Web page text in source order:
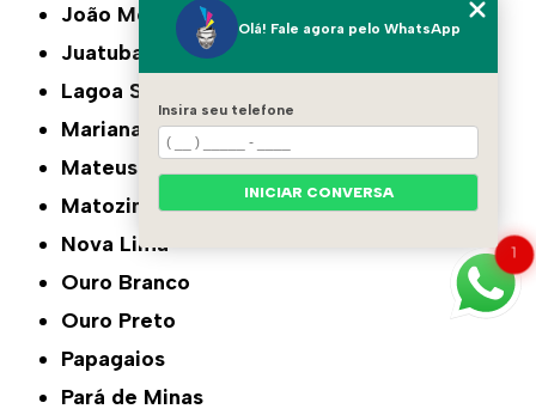
João Monlevade
Juatuba
Lagoa Santa
Mariana
Mateus Leme
Matozinhos
Nova Lima
Ouro Branco
Ouro Preto
Papagaios
Pará de Minas
1
Olá! Fale agora pelo WhatsApp
Insira seu telefone
INICIAR CONVERSA